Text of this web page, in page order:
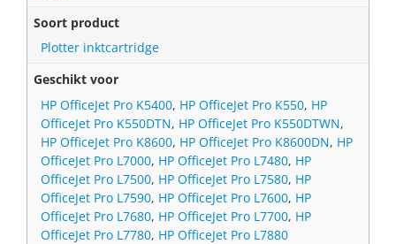
Soort product
Plotter inktcartridge
Geschikt voor
HP OfficeJet Pro K5400, HP OfficeJet Pro K550, HP
OfficeJet Pro K550DTN, HP OfficeJet Pro K550DTWN,
HP OfficeJet Pro K8600, HP OfficeJet Pro K8600DN, HP
OfficeJet Pro L7000, HP OfficeJet Pro L7480, HP
OfficeJet Pro L7500, HP OfficeJet Pro L7580, HP
OfficeJet Pro L7590, HP OfficeJet Pro L7600, HP
OfficeJet Pro L7680, HP OfficeJet Pro L7700, HP
OfficeJet Pro L7780, HP OfficeJet Pro L7880